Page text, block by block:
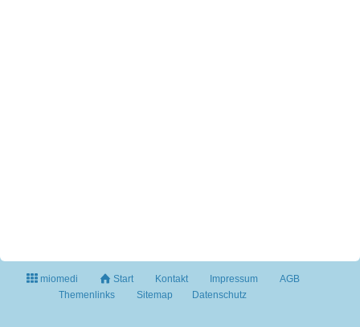
miomedi Start Kontakt Impressum
AGB
Themenlinks
Sitemap Datenschutz